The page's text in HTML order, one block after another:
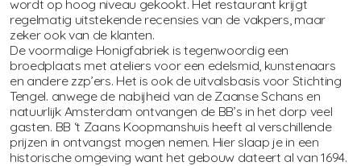
wordt op hoog niveau gekookt. Het restaurant krijgt
regelmatig uitstekende recensies van de vakpers, maar
zeker ook van de klanten.
De voormalige Honigfabriek is tegenwoordig een
broedplaats met ateliers voor een edelsmid, kunstenaars
en andere zzp’ers. Het is ook de uitvalsbasis voor Stichting
Tengel. anwege de nabijheid van de Zaanse Schans en
natuurlijk Amsterdam ontvangen de BB’s in het dorp veel
gasten. BB ‘t Zaans Koopmanshuis heeft al verschillende
prijzen in ontvangst mogen nemen. Hier slaap je in een
historische omgeving want het gebouw dateert al van 1694.